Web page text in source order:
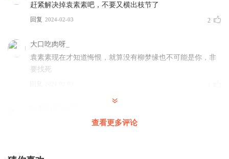
赶紧解决掉袁素素吧，不要又横出枝节了
回复 2024-02-03 2
大口吃肉呀_
袁素素现在才知道悔恨，就算没有柳梦缘也不可能是你，非
要找死
这个小说是什么时候更完的
查看更多评论